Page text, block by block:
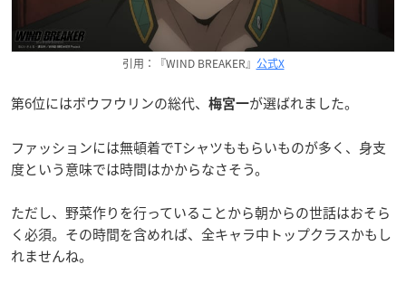
引用：『WIND BREAKER』 公式X
第6位にはボウフウリンの総代、 梅宮一が選ばれました。
ファッションには無頓着でTシャツももらいものが多く、身支
度という意味では時間はかからなさそう。
ただし、野菜作りを行っていることから朝からの世話はおそら
く必須。その時間を含めれば、全キャラ中トップクラスかもし
れませんね。